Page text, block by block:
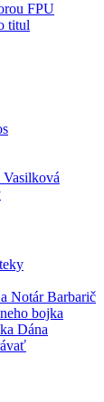
FPU
titul
Notár Barbarič
bojka
Dána